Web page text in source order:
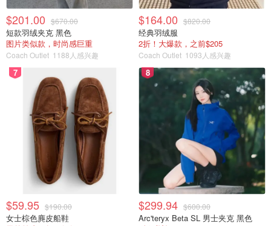
Kardashian）以及NBA球星狄龙·布鲁克斯（Dillon
Brooks）等名人手中。
韩国流行歌手、BLACKPINK成员Lisa也开始在Instagram上
向她超过1亿的粉丝分享Labubu的照片，而在TikTok上，
Labubu更是引发了一场“狂热风暴”。
Labubu的成功为泡泡玛特带来了巨大的收益。据该公司年
报显示，得益于这个“精灵怪物”，泡泡玛特2024年的营收翻
了一番多，达到130.4亿元人民币（约合18.1亿美元）。其
中，泡泡玛特毛绒玩具的收入在2024年飙升了1200%以
上，占其总营收的近22%。
来源：abcnews.go.com
「该长文章来自@省钱君-北美省钱快报，版权归原作者所
$201.00 $670.00
短款羽绒夹克 黑色
图片类似款，时尚感巨重
Coach Outlet 1188人感兴趣
$164.00 $820.00
经典羽绒服
2折！大爆款，之前$205
Coach Outlet 1093人感兴趣
7
$59.95 $190.00
女士棕色麂皮船鞋
8
$299.94 $600.00
Arc'teryx Beta SL 男士夹克 黑色